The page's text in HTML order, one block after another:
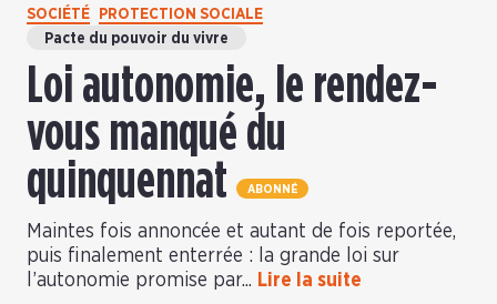
SOCIÉTÉ
PROTECTION SOCIALE
Pacte du pouvoir du vivre
Loi autonomie, le rendez-
vous manqué du
quinquennat
ABONNÉ
Maintes fois annoncée et autant de fois reportée,
puis finalement enterrée : la grande loi sur
l’autonomie promise par... Lire la suite